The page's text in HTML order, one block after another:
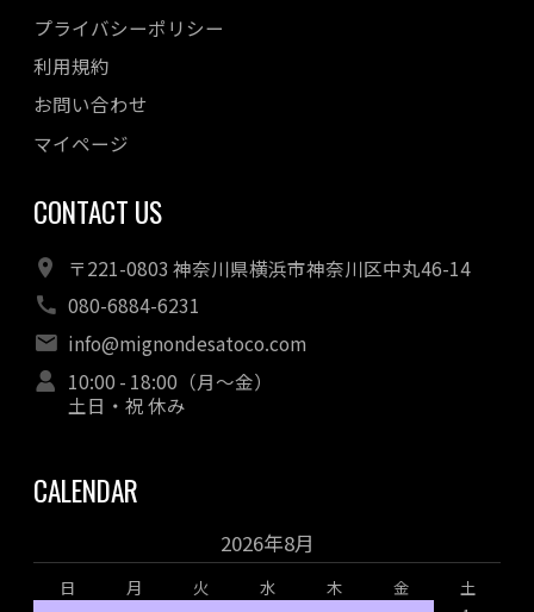
2022年05月
2022年04月
プライバシーポリシー
利用規約
お問い合わせ
マイページ
CONTACT US
〒221-0803 神奈川県横浜市神奈川区中丸46-14
080-6884-6231
info@mignondesatoco.com
10:00 - 18:00（月～金）
土日・祝 休み
CALENDAR
2026年8月
日 月 火 水 木 金
土